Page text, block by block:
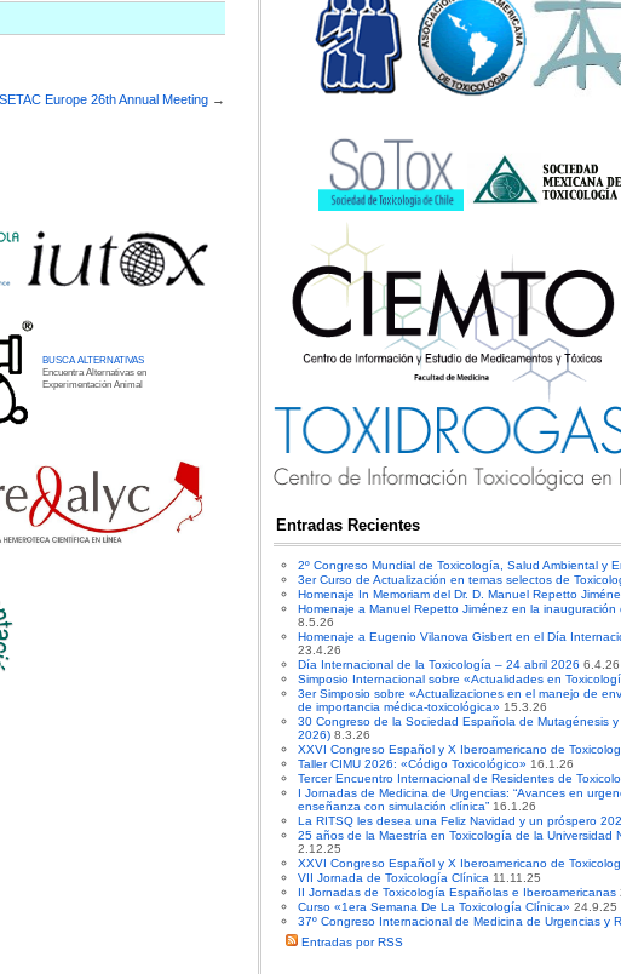
SETAC Europe 26th Annual Meeting →
BUSCA ALTERNATIVAS
Encuentra Alternativas en
Experimentación Animal
Entradas Recientes
2º Congreso Mundial de Toxicología, Salud Ambiental y
3er Curso de Actualización en temas selectos de
Homenaje In Memoriam del Dr. D. Manuel Repetto
Homenaje a Manuel Repetto Jiménez en la inauguración
8.5.26
Homenaje a Eugenio Vilanova Gisbert en el Día
23.4.26
Día Internacional de la Toxicología – 24 abril 2026 6.4.26
Simposio Internacional sobre «Actualidades en
3er Simposio sobre «Actualizaciones en el manejo de
de importancia médica-toxicológica» 15.3.26
30 Congreso de la Sociedad Española de Mutagénesis y
2026) 8.3.26
XXVI Congreso Español y X Iberoamericano de
Taller CIMU 2026: «Código Toxicológico» 16.1.26
Tercer Encuentro Internacional de Residentes de
I Jornadas de Medicina de Urgencias: “Avances en
enseñanza con simulación clínica” 16.1.26
La RITSQ les desea una Feliz Navidad y un próspero
25 años de la Maestría en Toxicología de la Universidad
2.12.25
XXVI Congreso Español y X Iberoamericano de
VII Jornada de Toxicología Clínica 11.11.25
II Jornadas de Toxicología Españolas e Iberoamericanas
Curso «1era Semana De La Toxicología Clínica» 24.9.25
37º Congreso Internacional de Medicina de Urgencias y
Entradas por RSS